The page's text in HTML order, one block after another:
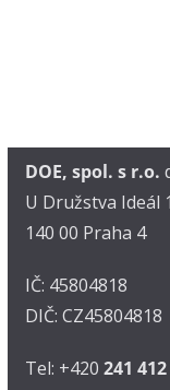
DOE, spol. s r.o.
U Družstva Ideál
140 00 Praha 4
IČ: 45804818
DIČ: CZ45804818
Tel: +420 241